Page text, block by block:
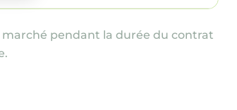
marché pendant la durée du contrat